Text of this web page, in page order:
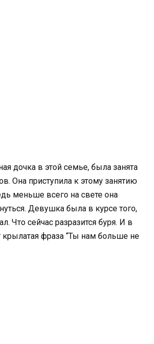
дочка в этой семье, была занята
Она приступила к этому занятию
меньше всего на свете она
Девушка была в курсе того,
Что сейчас разразится буря. И в
крылатая фраза “Ты нам больше не